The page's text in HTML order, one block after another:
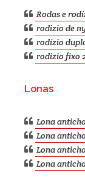
Rodas e
rodizio de
rodízio
rodizio fixo
Lonas
Lona
Lona
Lona
Lona